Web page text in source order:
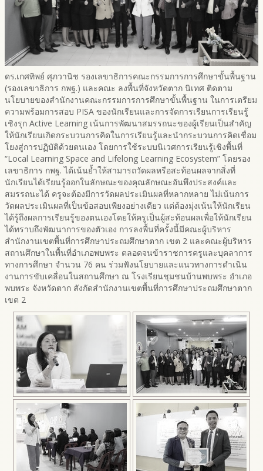
ดร.เกศทิพย์ ศุภวานิช รองเลขาธิการคณะกรรมการการศึกษาขั้นพื้นฐาน
(รองเลขาธิการ กพฐ.) และคณะ ลงพื้นที่จังหวัดตาก นิเทศ ติดตาม
นโยบายของสำนักงานคณะกรรมการการศึกษาขั้นพื้นฐาน ในการเตรียม
ความพร้อมการสอบ PISA ของนักเรียนและการจัดการเรียนการเรียนรู้
เชิงรุก Active Learning เน้นการพัฒนาสมรรถนะของผู้เรียนเป็นสำคัญ
ให้นักเรียนเกิดกระบวนการคิดในการเรียนรู้และนำกระบวนการคิดเชื่อม
โยงสู่การปฏิบัติด้วยตนเอง โดยการใช้ระบบนิเวศการเรียนรู้เชิงพื้นที่
“Local Learning Space and Lifelong Learning Ecosystem” โดยรอง
เลขาธิการ กพฐ. ได้เน้นย้ำให้สามารถวัดผลหรือสะท้อนผลจากสิ่งที่
นักเรียนได้เรียนรู้ออกในลักษณะของคุณลักษณะอันพึงประสงค์และ
สมรรถนะได้ ครูจะต้องมีการวัดผลประเมินผลที่หลากหลาย ไม่เน้นการ
วัดผลประเมินผลที่เป็นข้อสอบเพียงอย่างเดียว แต่ต้องมุ่งเน้นให้นักเรียน
ได้รู้ถึงผลการเรียนรู้ของตนเองโดยให้ครูเป็นผู้สะท้อนผลเพื่อให้นักเรียน
ได้ทราบถึงพัฒนาการของตัวเอง การลงพื้นที่ครั้งนี้มีคณะผู้บริหาร
สำนักงานเขตพื้นที่การศึกษาประถมศึกษาตาก เขต 2 และคณะผู้บริหาร
สถานศึกษาในพื้นที่อำเภอพบพระ ตลอดจนข้าราชการครูและบุคลาการ
ทางการศึกษา จำนวน 76 คน ร่วมฟังนโยบายและแนวทางการดำเนิน
งานการขับเคลื่อนในสถานศึกษา ณ โรงเรียนชุมชนบ้านพบพระ อำเภอ
พบพระ จังหวัดตาก สังกัดสำนักงานเขตพื้นที่การศึกษาประถมศึกษาตาก
เขต 2